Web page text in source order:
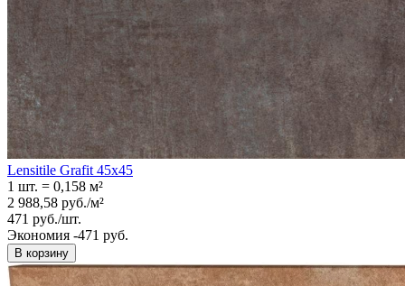
Lensitile Grafit 45x45
1 шт. = 0,158 м²
2 988,58 руб./м²
471 руб./шт.
Экономия -471 руб.
В корзину